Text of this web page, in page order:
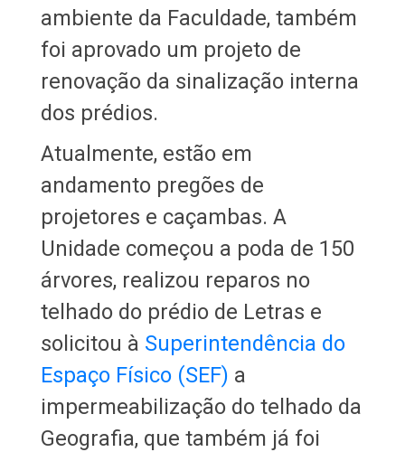
ambiente da Faculdade, também
foi aprovado um projeto de
renovação da sinalização interna
dos prédios.
Atualmente, estão em
andamento pregões de
projetores e caçambas. A
Unidade começou a poda de 150
árvores, realizou reparos no
telhado do prédio de Letras e
solicitou à Superintendência do
Espaço Físico (SEF) a
impermeabilização do telhado da
Geografia, que também já foi